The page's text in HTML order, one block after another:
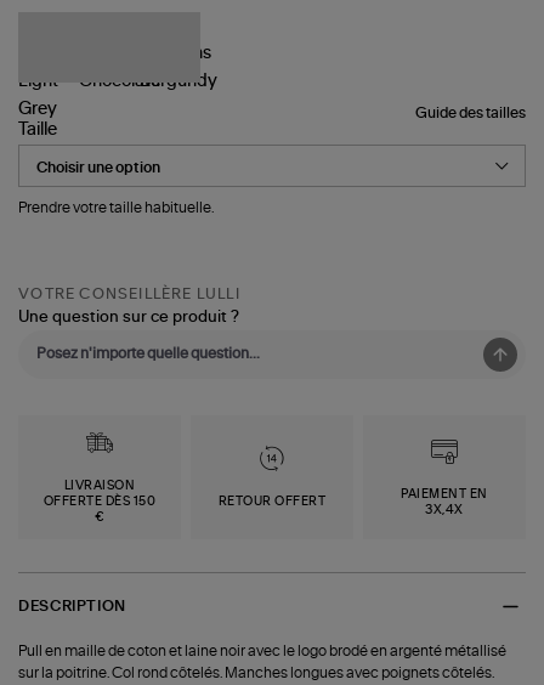
Guide des tailles
Taille
Prendre votre taille habituelle.
VOTRE CONSEILLÈRE LULLI
Une question sur ce produit ?
LIVRAISON
OFFERTE DÈS 150
€
RETOUR OFFERT
PAIEMENT EN
3X,4X
DESCRIPTION
Pull en maille de coton et laine noir avec le logo brodé en argenté métallisé
sur la poitrine. Col rond côtelés. Manches longues avec poignets côtelés.